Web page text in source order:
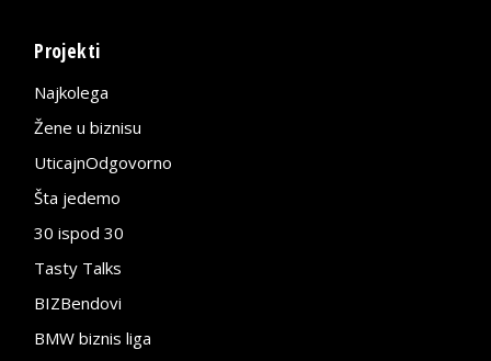
Projekti
Najkolega
Žene u biznisu
UticajnOdgovorno
Šta jedemo
30 ispod 30
Tasty Talks
BIZBendovi
BMW biznis liga